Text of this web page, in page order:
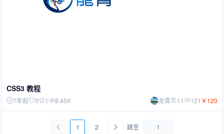
CSS3 教程
7年前 0 1 8.45K 龙霄 11 121 ￥120
1 2 跳至